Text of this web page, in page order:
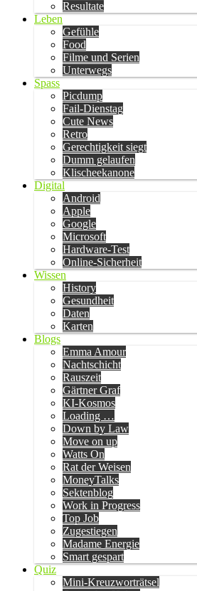
Resultate
Leben
Gefühle
Food
Filme und Serien
Unterwegs
Spass
Picdump
Fail-Dienstag
Cute News
Retro
Gerechtigkeit siegt
Dumm gelaufen
Klischeekanone
Digital
Android
Apple
Google
Microsoft
Hardware-Test
Online-Sicherheit
Wissen
History
Gesundheit
Daten
Karten
Blogs
Emma Amour
Nachtschicht
Rauszeit
Gärtner Graf
KI-Kosmos
Loading …
Down by Law
Move on up
Watts On
Rat der Weisen
MoneyTalks
Sektenblog
Work in Progress
Top Job
Zugestiegen
Madame Energie
Smart gespart
Quiz
Mini-Kreuzworträtsel